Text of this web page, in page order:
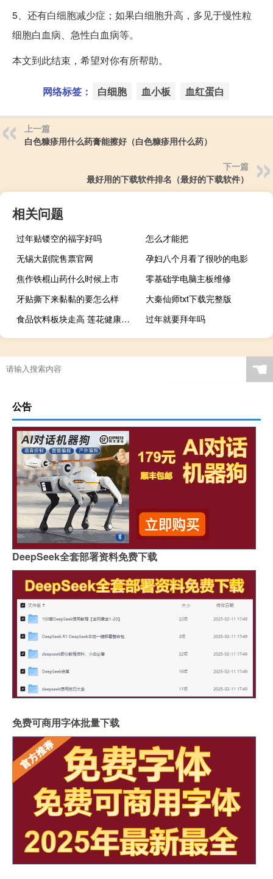
5、还有白细胞减少症；如果白细胞升高，多见于慢性粒
细胞白血病、急性白血病等。
本文到此结束，希望对你有所帮助。
网络标签： 白细胞 血小板 血红蛋白
上一篇
白色糠疹用什么药膏能擦好（白色糠疹用什么药）
下一篇
最好用的下载软件排名（最好的下载软件）
相关问题
过年贴镂空的福字好吗
怎么才能把
无锡大剧院售票官网
孕妇八个月看了很吵的电影
焦作铁棍山药什么时候上市
零基础学电脑主板维修
牙贴撕下来黏黏的要怎么样
大秦仙师txt下载完整版
食品饮料板块走高 莲花健康涨停
过年就要拜年吗
☚
公告
DeepSeek全套部署资料免费下载
免费可商用字体批量下载